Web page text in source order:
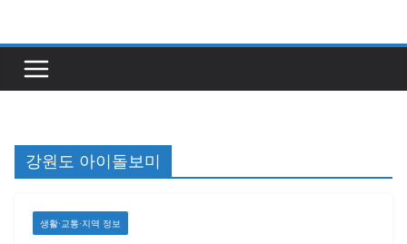
로
강원도 아이돌보미
생활·교통·지역 정보